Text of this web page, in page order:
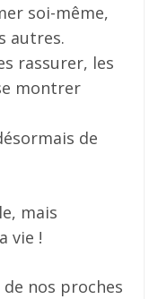
soi-même,
autres.
rassurer, les
montrer
de
mais
vie !
nos proches